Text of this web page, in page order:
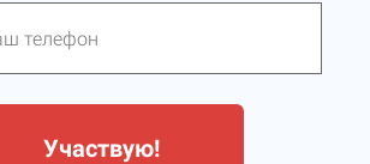
Участвую!